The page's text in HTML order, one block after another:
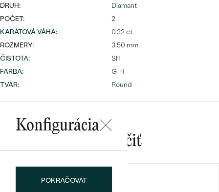
Wave kolekcia
PODĽA FARBY
PODĽA TVARU DRAHOKAMU
NA MIERU
DIAMANTY
Najpredávanejšie
náušnice
PREZRIEŤ
Personalizované
prívesky
Najpredávanejšie
PREZRIEŤ
DRUH:
Diamant
POČET:
2
KARÁTOVÁ VÁHA:
0.32 ct
ROZMERY:
3.50 mm
ČISTOTA:
SI1
FARBA:
G-H
TVAR: Round
Konfigurácia
POKRAČOVAT
Mohlo by sa vám páčiť